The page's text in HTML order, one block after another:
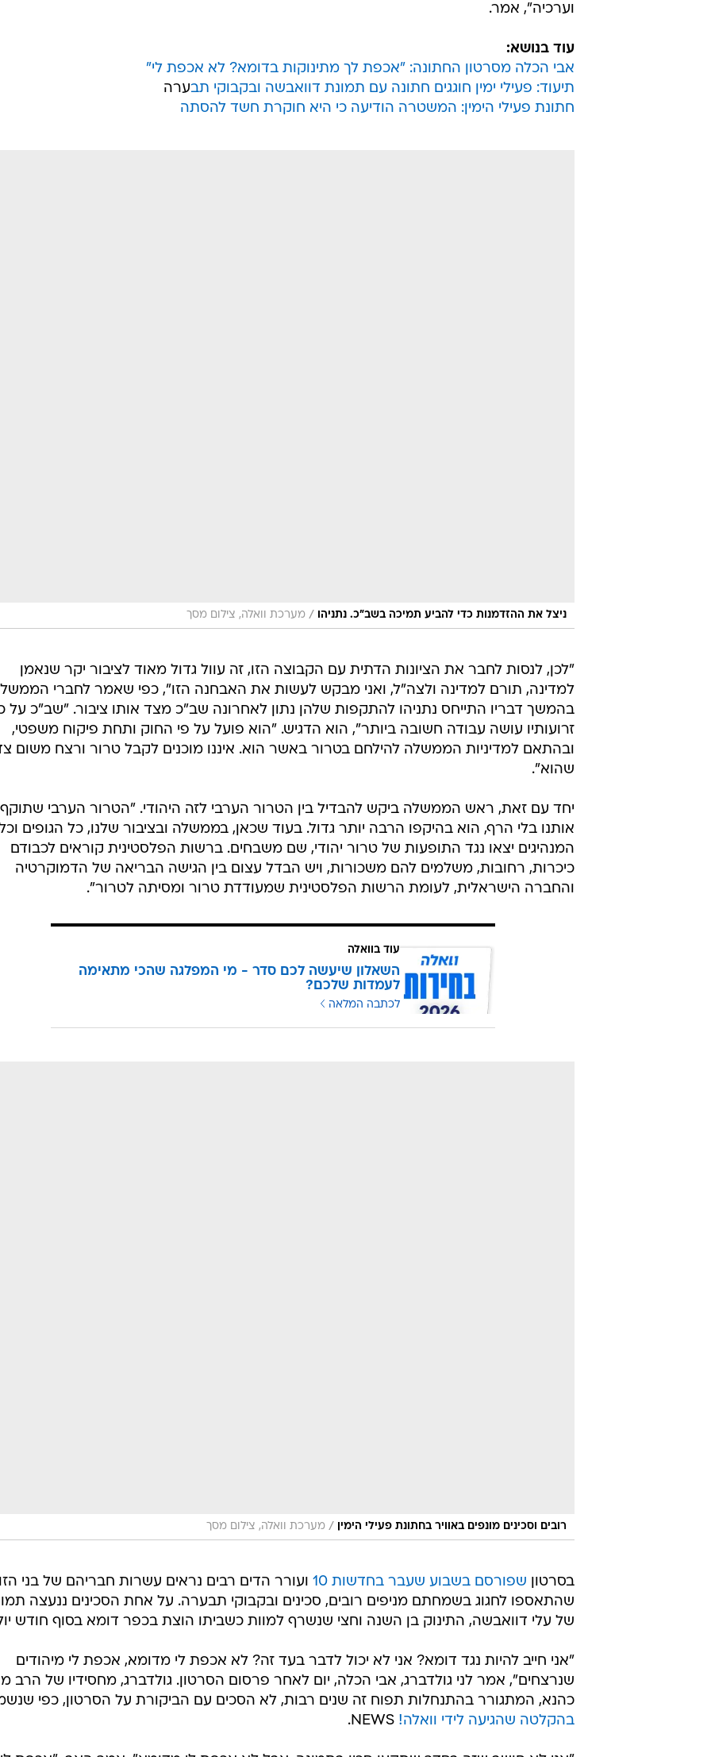
וערכיה", אמר.
עוד בנושא:
אבי הכלה מסרטון החתונה: "אכפת לך מתינוקות בדומא? לא אכפת לי"
תיעוד: פעילי ימין חוגגים חתונה עם תמונת דוואבשה ובקבוקי תבערה
חתונת פעילי הימין: המשטרה הודיעה כי היא חוקרת חשד להסתה
ניצל את ההזדמנות כדי להביע תמיכה בשב"כ. נתניהו / מערכת וואלה, צילום מסך
"לכן, לנסות לחבר את הציונות הדתית עם הקבוצה הזו, זה עוול גדול מאוד לציבור יקר שנאמן
למדינה, תורם למדינה ולצה"ל, ואני מבקש לעשות את האבחנה הזו", כפי שאמר לחברי
בהמשך דבריו התייחס נתניהו להתקפות שלהן נתון לאחרונה שב"כ מצד אותו ציבור. "שב"כ על
זרועותיו עושה עבודה חשובה ביותר", הוא הדגיש. "הוא פועל על פי החוק ותחת פיקוח משפטי,
ובהתאם למדיניות הממשלה להילחם בטרור באשר הוא. איננו מוכנים לקבל טרור ורצח משום
שהוא".
יחד עם זאת, ראש הממשלה ביקש להבדיל בין הטרור הערבי לזה היהודי. "הטרור הערבי שתוקף
אותנו בלי הרף, הוא בהיקפו הרבה יותר גדול. בעוד שכאן, בממשלה ובציבור שלנו, כל הגופים
המנהיגים יצאו נגד התופעות של טרור יהודי, שם משבחים. ברשות הפלסטינית קוראים לכבודם
כיכרות, רחובות, משלמים להם משכורות, ויש הבדל עצום בין הגישה הבריאה של הדמוקרטיה
והחברה הישראלית, לעומת הרשות הפלסטינית שמעודדת טרור ומסיתה לטרור".
עוד בוואלה
השאלון שיעשה לכם סדר - מי המפלגה שהכי מתאימה
לעמדות שלכם?
לכתבה המלאה
רובים וסכינים מונפים באוויר בחתונת פעילי הימין / מערכת וואלה, צילום מסך
בסרטון שפורסם בשבוע שעבר בחדשות 10
ועורר הדים רבים נראים עשרות חבריהם של בני
שהתאספו לחגוג בשמחתם מניפים רובים, סכינים ובקבוקי תבערה. על אחת הסכינים ננעצה
של עלי דוואבשה, התינוק בן השנה וחצי שנשרף למוות כשביתו הוצת בכפר דומא בסוף חודש
"אני חייב להיות נגד דומא? אני לא יכול לדבר בעד זה? לא אכפת לי מדומא, אכפת לי מיהודים
שנרצחים", אמר לני גולדברג, אבי הכלה, יום לאחר פרסום הסרטון. גולדברג, מחסידיו של הרב
כהנא, המתגורר בהתנחלות תפוח זה שנים רבות, לא הסכים עם הביקורת על הסרטון, כפי
בהקלטה שהגיעה לידי וואלה!